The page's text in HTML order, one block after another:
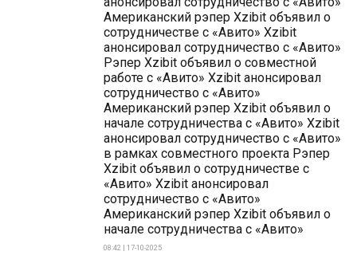
Американский рэпер Xzibit объявил о
сотрудничестве с «Авито» Xzibit
анонсировал сотрудничество с «Авито»
Рэпер Xzibit объявил о совместной
работе с «Авито» Xzibit анонсировал
сотрудничество с «Авито»
Американский рэпер Xzibit объявил о
начале сотрудничества с «Авито» Xzibit
анонсировал сотрудничество с «Авито»
в рамках совместного проекта Рэпер
Xzibit объявил о сотрудничестве с
«Авито» Xzibit анонсировал
сотрудничество с «Авито»
Американский рэпер Xzibit объявил о
начале сотрудничества с «Авито»
08:42 | 17-10-2025